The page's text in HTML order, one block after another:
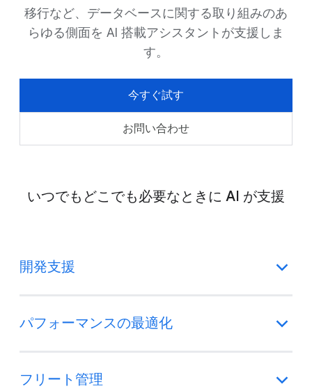
移行など、データベースに関する取り組みのあ
らゆる側面を AI 搭載アシスタントが支援しま
す。
今すぐ試す
お問い合わせ
いつでもどこでも必要なときに AI が支援
開発支援
パフォーマンスの最適化
フリート管理